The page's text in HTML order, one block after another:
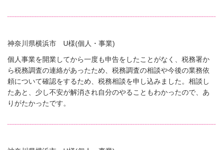
神奈川県横浜市 U様(個人・事業)
個人事業を開業してから一度も申告をしたことがなく、税務署か
ら税務調査の連絡があったため、税務調査の相談や今後の業務依
頼について確認をするため、税務相談を申し込みました。相談し
たあと、少し不安が解消され自分のやることもわかったので、あ
りがたかったです。